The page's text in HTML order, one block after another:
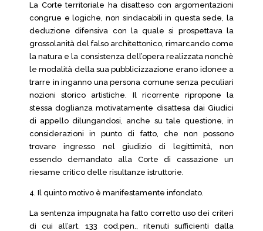
La Corte territoriale ha disatteso con argomentazioni
congrue e logiche, non sindacabili in questa sede, la
deduzione difensiva con la quale si prospettava la
grossolanità del falso architettonico, rimarcando come
la natura e la consistenza dell’opera realizzata nonchè
le modalità della sua pubblicizzazione erano idonee a
trarre in inganno una persona comune senza peculiari
nozioni storico artistiche. Il ricorrente ripropone la
stessa doglianza motivatamente disattesa dai Giudici
di appello dilungandosi, anche su tale questione, in
considerazioni in punto di fatto, che non possono
trovare ingresso nel giudizio di legittimità, non
essendo demandato alla Corte di cassazione un
riesame critico delle risultanze istruttorie.
4. Il quinto motivo è manifestamente infondato.
La sentenza impugnata ha fatto corretto uso dei criteri
di cui all’art. 133 cod.pen., ritenuti sufficienti dalla